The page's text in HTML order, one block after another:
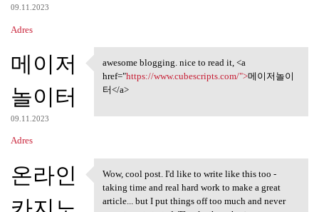
09.11.2023
Adres
메이저
놀이터
09.11.2023
Adres
awesome blogging. nice to
awesome blogging. nice to read it, <a
href="https://www.cubescripts.com/">메이저놀이
터</a>
온라인
Wow, cool post. I'd like to
Wow, cool post. I'd like to write like this too -
taking time and real hard work to make a great
article... but I put things off too much and never